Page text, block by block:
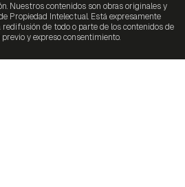
Nuestros contenidos son obras originales y
Propiedad Intelectual. Está expresamente
de todo o parte de los contenidos de
y expreso consentimiento.